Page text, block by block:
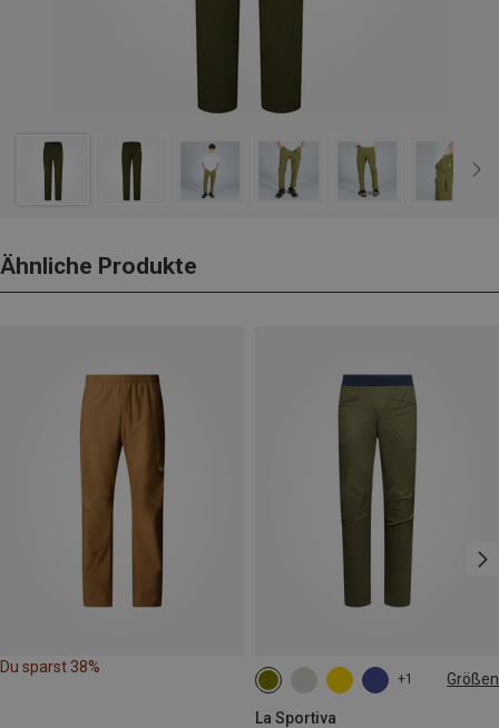
Ähnliche Produkte
Du sparst 38%
+1 Größen
La Sportiva
M L XL